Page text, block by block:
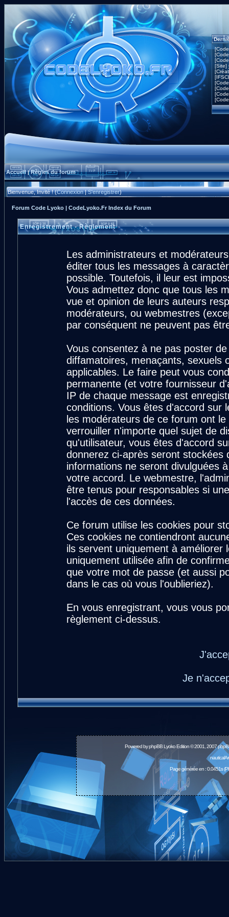
[Site]
Accueil|Règles du forum
Bienvenue, Invité ! (Connexion|S'enregistrer)
Forum Code Lyoko | CodeLyoko.Fr Index du Forum
Enregistrement - Règlement
Les administrateurs et
éditer tous les messages à
possible. Toutefois, il leur est
Vous admettez donc que tous les
vue et opinion de leurs auteurs
modérateurs, ou webmestres
par conséquent ne peuvent pas
Vous consentez à ne pas poster
diffamatoires, menaçants, sexuels
applicables. Le faire peut vous
permanente (et votre fournisseur
IP de chaque message est
conditions. Vous êtes d'accord sur
les modérateurs de ce forum ont
verrouiller n'importe quel sujet de
qu'utilisateur, vous êtes d'accord
donnerez ci-après seront stockées
informations ne seront divulguées
votre accord. Le webmestre,
être tenus pour responsables si
l'accès de ces données.
Ce forum utilise les cookies pour
Ces cookies ne contiendront
ils servent uniquement à
uniquement utilisée afin de
que votre mot de passe (et aussi
dans le cas où vous l'oublieriez).
En vous enregistrant, vous vous
règlement ci-dessus.
Je
Powered byphpBBLyoko Edition © 2001, 2007
Page générée en : 0.0451s